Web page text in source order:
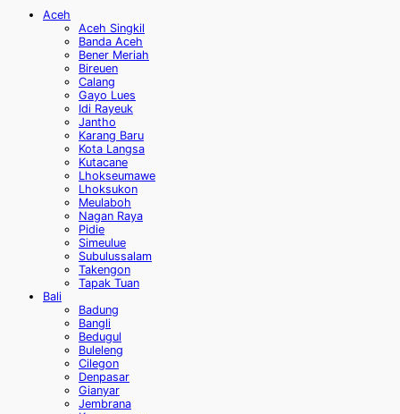
Aceh
Aceh Singkil
Banda Aceh
Bener Meriah
Bireuen
Calang
Gayo Lues
Idi Rayeuk
Jantho
Karang Baru
Kota Langsa
Kutacane
Lhokseumawe
Lhoksukon
Meulaboh
Nagan Raya
Pidie
Simeulue
Subulussalam
Takengon
Tapak Tuan
Bali
Badung
Bangli
Bedugul
Buleleng
Cilegon
Denpasar
Gianyar
Jembrana